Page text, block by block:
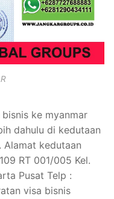
ke myanmar
dahulu di kedutaan
Alamat kedutaan
RT 001/005 Kel.
Pusat Telp :
visa bisnis